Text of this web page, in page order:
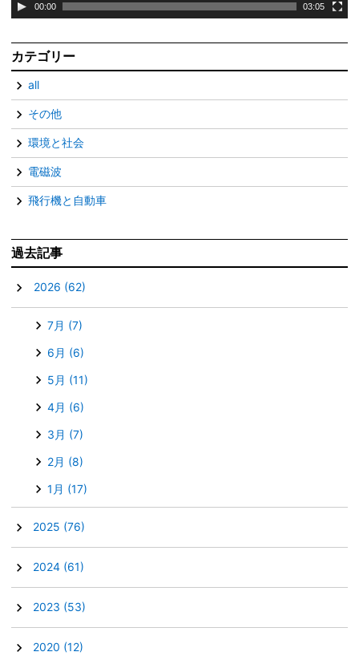
00:00 03:05
カテゴリー
all
その他
環境と社会
電磁波
飛行機と自動車
過去記事
2026 (62)
7月 (7)
6月 (6)
5月 (11)
4月 (6)
3月 (7)
2月 (8)
1月 (17)
2025 (76)
2024 (61)
2023 (53)
2020 (12)